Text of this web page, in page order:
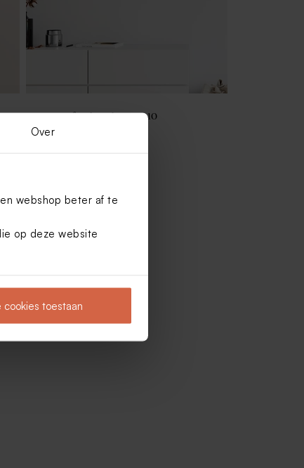
Over
webshop beter af te
op deze website
cookies toestaan
Houten fotohouder met 10
vakantiefoto's